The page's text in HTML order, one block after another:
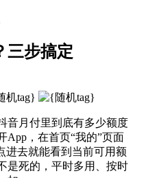
三步搞定
音月付里到底有多少额度
App，在首页“我的”页面
进去就能看到当前可用额
是死的，平时多用、按时